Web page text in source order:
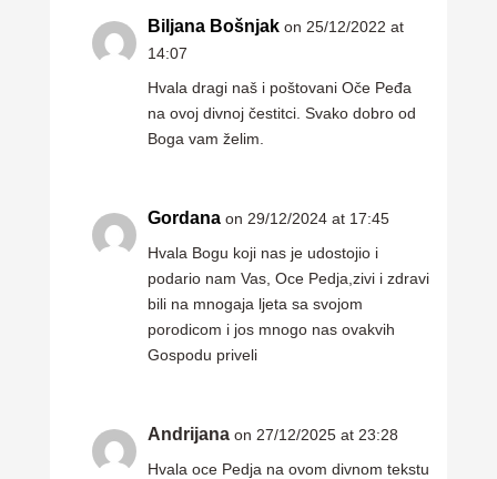
Biljana Bošnjak on 25/12/2022 at
14:07
Hvala dragi naš i poštovani Oče Peđa
na ovoj divnoj čestitci. Svako dobro od
Boga vam želim.
Gordana on 29/12/2024 at 17:45
Hvala Bogu koji nas je udostojio i
podario nam Vas, Oce Pedja,zivi i zdravi
bili na mnogaja ljeta sa svojom
porodicom i jos mnogo nas ovakvih
Gospodu priveli
Andrijana on 27/12/2025 at 23:28
Hvala oce Pedja na ovom divnom tekstu